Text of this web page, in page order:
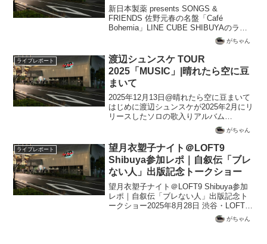
SHIBUYA
新日本製薬 presents SONGS &
FRIENDS 佐野元春の名盤「Café
Bohemia」LINE CUBE SHIBUYAのライ
ブ鑑賞記録と、セットリスト一覧 がちゃん
ライブレポート
渡辺シュンスケ TOUR
2025「MUSIC」|晴れたら空に豆
まいて
2025年12月13日@晴れたら空に豆まいて
はじめに渡辺シュンスケが2025年2月にリ
リースしたソロの歌入りアルバム
「MUSIC」のプロモーションツアーを開
催するというのは、渡辺シュンスケと
Schroeder-Headzの公式サイトで知った...
がちゃん
ライブレポート
望月衣塑子ナイト＠LOFT9
Shibuya参加レポ｜自叙伝「ブレ
ない人」出版記念トークショー
望月衣塑子ナイト＠LOFT9 Shibuya参加
レポ｜自叙伝「ブレない人」出版記念ト
ークショー2025年8月28日 渋谷・LOFT9
Shibuya2025年8月28日、渋谷のトークラ
イブハウスLOFT9 Shibuyaにて、東京新
がちゃん